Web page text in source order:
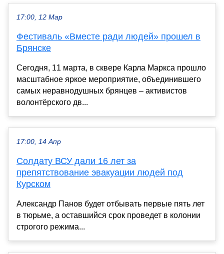
17:00, 12 Мар
Фестиваль «Вместе ради людей» прошел в
Брянске
Сегодня, 11 марта, в сквере Карла Маркса прошло
масштабное яркое мероприятие, объединившего
самых неравнодушных брянцев – активистов
волонтёрского дв...
17:00, 14 Апр
Солдату ВСУ дали 16 лет за
препятствование эвакуации людей под
Курском
Александр Панов будет отбывать первые пять лет
в тюрьме, а оставшийся срок проведет в колонии
строгого режима...